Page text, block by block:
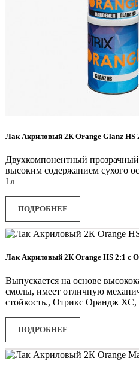
Лак Акриловый 2К Orange Glanz HS
Двухкомпонентный
высоким содержанием сухого
1л
ПОДРОБНЕЕ
Лак Акриловый 2К Orange HS 2:1 с
Выпускается на основе
смолы, имеет отличную
стойкость., Отрикс Орандж ХС,
ПОДРОБНЕЕ